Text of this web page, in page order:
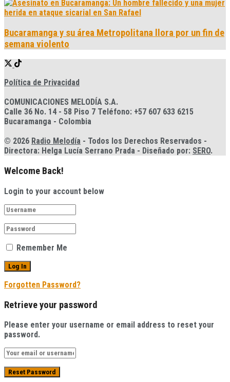
Bucaramanga y su área Metropolitana llora por un fin de
semana violento
Política de Privacidad
COMUNICACIONES MELODÍA S.A.
Calle 36 No. 14 - 58 Piso 7 Teléfono: +57 607 633 6215
Bucaramanga - Colombia
© 2026 Radio Melodía - Todos los Derechos Reservados -
Directora: Helga Lucía Serrano Prada - Diseñado por: SERO.
Welcome Back!
Login to your account below
Remember Me
Forgotten Password?
Retrieve your password
Please enter your username or email address to reset your
password.